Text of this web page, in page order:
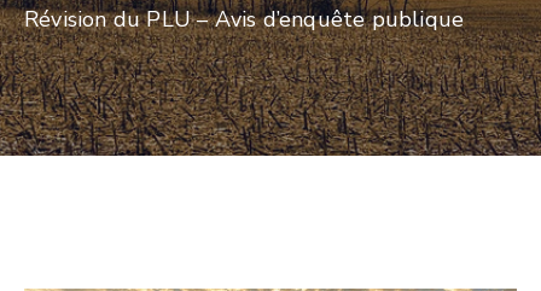
Révision du PLU – Avis d’enquête publique